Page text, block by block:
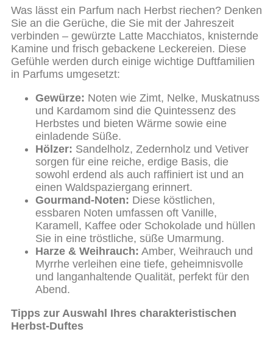
Was lässt ein Parfum nach Herbst riechen? Denken
Sie an die Gerüche, die Sie mit der Jahreszeit
verbinden – gewürzte Latte Macchiatos, knisternde
Kamine und frisch gebackene Leckereien. Diese
Gefühle werden durch einige wichtige Duftfamilien
in Parfums umgesetzt:
Gewürze: Noten wie Zimt, Nelke, Muskatnuss
und Kardamom sind die Quintessenz des
Herbstes und bieten Wärme sowie eine
einladende Süße.
Hölzer: Sandelholz, Zedernholz und Vetiver
sorgen für eine reiche, erdige Basis, die
sowohl erdend als auch raffiniert ist und an
einen Waldspaziergang erinnert.
Gourmand-Noten: Diese köstlichen,
essbaren Noten umfassen oft Vanille,
Karamell, Kaffee oder Schokolade und hüllen
Sie in eine tröstliche, süße Umarmung.
Harze & Weihrauch: Amber, Weihrauch und
Myrrhe verleihen eine tiefe, geheimnisvolle
und langanhaltende Qualität, perfekt für den
Abend.
Tipps zur Auswahl Ihres charakteristischen
Herbst-Duftes